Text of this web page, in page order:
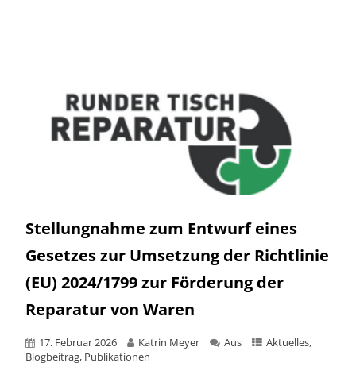
Stellungnahme zum Entwurf eines
Gesetzes zur Umsetzung der Richtlinie
(EU) 2024/1799 zur Förderung der
Reparatur von Waren
17. Februar 2026 Katrin Meyer Aus Aktuelles,
Blogbeitrag, Publikationen